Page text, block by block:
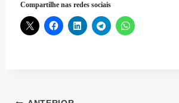
Compartilhe nas redes sociais